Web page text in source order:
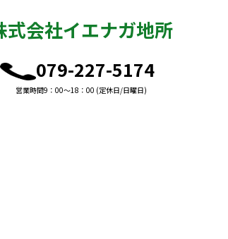
式会社イエナガ地所
079-227-5174
営業時間9：00～18：00 (定休日/日曜日)